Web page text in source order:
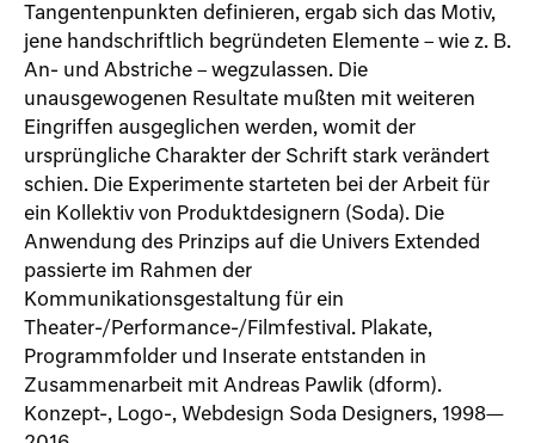
Tangentenpunkten definieren, ergab sich das Motiv,
jene handschriftlich begründeten Elemente – wie z. B.
An- und Abstriche – wegzulassen. Die
unausgewogenen Resultate mußten mit weiteren
Eingriffen ausgeglichen werden, womit der
ursprüngliche Charakter der Schrift stark verändert
schien. Die Experimente starteten bei der Arbeit für
ein Kollektiv von Produktdesignern (Soda). Die
Anwendung des Prinzips auf die Univers Extended
passierte im Rahmen der
Kommunikationsgestaltung für ein
Theater-/Performance-/Filmfestival. Plakate,
Programmfolder und Inserate entstanden in
Zusammenarbeit mit Andreas Pawlik (dform).
Konzept-, Logo-, Webdesign Soda Designers, 1998—